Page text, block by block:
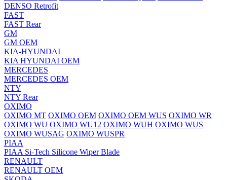
DENSO Retrofit
FAST
FAST Rear
GM
GM OEM
KIA-HYUNDAI
KIA HYUNDAI OEM
MERCEDES
MERCEDES OEM
NTY
NTY Rear
OXIMO
OXIMO MT OXIMO OEM OXIMO OEM WUS OXIMO WR
OXIMO WU OXIMO WU12 OXIMO WUH OXIMO WUS
OXIMO WUSAG OXIMO WUSPR
PIAA
PIAA Si-Tech Silicone Wiper Blade
RENAULT
RENAULT OEM